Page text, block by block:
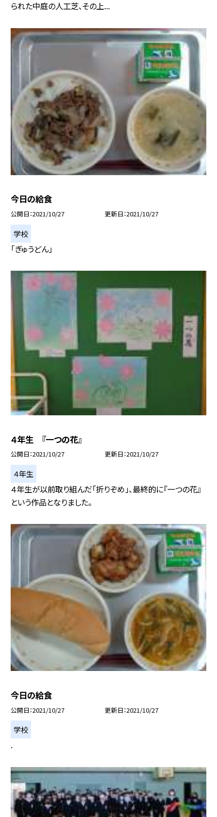
られた中庭の人工芝、その上...
今日の給食
公開日 2021/10/27 更新日 2021/10/27
学校
「ぎゅうどん」
４年生 『一つの花』
公開日 2021/10/27 更新日 2021/10/27
４年生
４年生が以前取り組んだ「折りぞめ」、最終的に『一つの花』
という作品となりました。
今日の給食
公開日 2021/10/27 更新日 2021/10/27
学校
.